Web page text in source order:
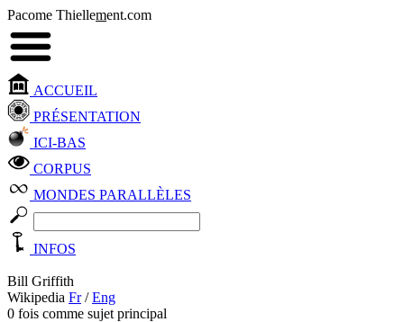
Pacome Thiellement.com
ACCUEIL
PRÉSENTATION
ICI-BAS
CORPUS
MONDES PARALLÈLES
INFOS
Bill Griffith
Wikipedia Fr/Eng
0 fois comme sujet principal